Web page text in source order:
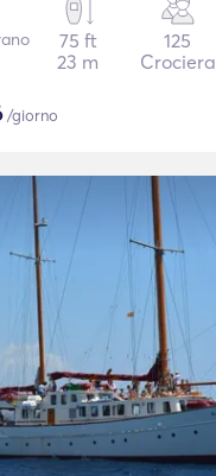
75 ft
23 m
125
Crociera
/giorno